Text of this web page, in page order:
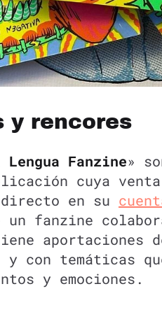
y rencores
Fanzine»
cuya
directo en su
fanzine
aportaciones
con temáticas
y emociones.